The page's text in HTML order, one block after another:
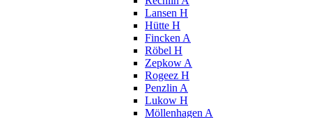
Lansen H
Hütte H
Fincken A
Röbel H
Zepkow A
Rogeez H
Penzlin A
Lukow H
Möllenhagen A